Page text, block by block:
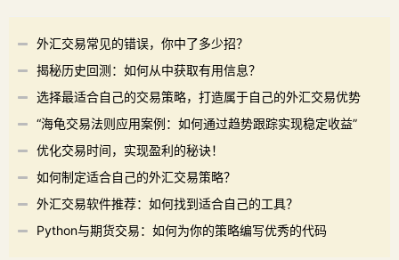
外汇交易常见的错误，你中了多少招？
揭秘历史回测：如何从中获取有用信息？
选择最适合自己的交易策略，打造属于自己的外汇交易优势
“海龟交易法则应用案例：如何通过趋势跟踪实现稳定收益”
优化交易时间，实现盈利的秘诀！
如何制定适合自己的外汇交易策略？
外汇交易软件推荐：如何找到适合自己的工具？
Python与期货交易：如何为你的策略编写优秀的代码